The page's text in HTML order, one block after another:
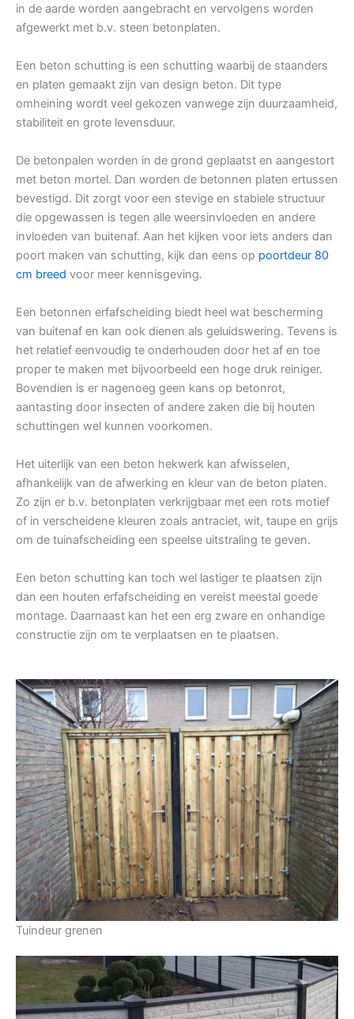
in de aarde worden aangebracht en vervolgens worden
afgewerkt met b.v. steen betonplaten.
Een beton schutting is een schutting waarbij de staanders
en platen gemaakt zijn van design beton. Dit type
omheining wordt veel gekozen vanwege zijn duurzaamheid,
stabiliteit en grote levensduur.
De betonpalen worden in de grond geplaatst en aangestort
met beton mortel. Dan worden de betonnen platen ertussen
bevestigd. Dit zorgt voor een stevige en stabiele structuur
die opgewassen is tegen alle weersinvloeden en andere
invloeden van buitenaf. Aan het kijken voor iets anders dan
poort maken van schutting, kijk dan eens op poortdeur 80
cm breed voor meer kennisgeving.
Een betonnen erfafscheiding biedt heel wat bescherming
van buitenaf en kan ook dienen als geluidswering. Tevens is
het relatief eenvoudig te onderhouden door het af en toe
proper te maken met bijvoorbeeld een hoge druk reiniger.
Bovendien is er nagenoeg geen kans op betonrot,
aantasting door insecten of andere zaken die bij houten
schuttingen wel kunnen voorkomen.
Het uiterlijk van een beton hekwerk kan afwisselen,
afhankelijk van de afwerking en kleur van de beton platen.
Zo zijn er b.v. betonplaten verkrijgbaar met een rots motief
of in verscheidene kleuren zoals antraciet, wit, taupe en grijs
om de tuinafscheiding een speelse uitstraling te geven.
Een beton schutting kan toch wel lastiger te plaatsen zijn
dan een houten erfafscheiding en vereist meestal goede
montage. Daarnaast kan het een erg zware en onhandige
constructie zijn om te verplaatsen en te plaatsen.
Tuindeur grenen